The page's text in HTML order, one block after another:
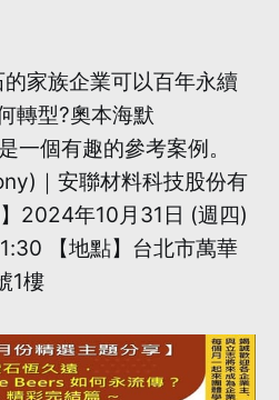
家族企業可以百年永續
轉型?奧本海默
一個有趣的參考案例。
｜安聯材料科技股份有
2024年10月31日 (週四)
【地點】台北市萬華
1樓